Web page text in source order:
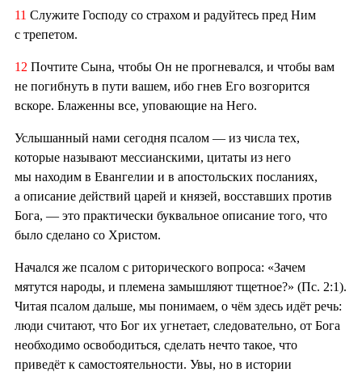
11 Служите Господу со страхом и радуйтесь пред Ним
с трепетом.
12 Почтите Сына, чтобы Он не прогневался, и чтобы вам
не погибнуть в пути вашем, ибо гнев Его возгорится
вскоре. Блаженны все, уповающие на Него.
Услышанный нами сегодня псалом — из числа тех,
которые называют мессианскими, цитаты из него
мы находим в Евангелии и в апостольских посланиях,
а описание действий царей и князей, восставших против
Бога, — это практически буквальное описание того, что
было сделано со Христом.
Начался же псалом с риторического вопроса: «Зачем
мятутся народы, и племена замышляют тщетное?» (Пс. 2:1).
Читая псалом дальше, мы понимаем, о чём здесь идёт речь:
люди считают, что Бог их угнетает, следовательно, от Бога
необходимо освободиться, сделать нечто такое, что
приведёт к самостоятельности. Увы, но в истории